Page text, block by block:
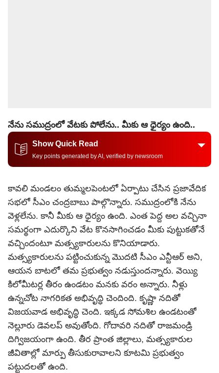
నేను సముద్రంలో వేటకు పోలేను.. మీకు ఆ ధైర్యం ఉంది..
Show Quick Read
Key points generated by AI, verified by newsroom
కావలి మండలం తుమ్మలపెంటలో ఏర్పాటు చేసిన ప్రజావేదిక
సభలో సీఎం చంద్రబాబు పాల్గొన్నారు. సముద్రంలోకి నేను
వెళ్లలేను. కానీ మీకు ఆ ధైర్యం ఉంది. ఎంత పెద్ద అల వచ్చినా
సమర్థంగా ఎదుర్కొని వేట కొనసాగించడం మీకు పుట్టుకతోనే
వచ్చిందంటూ మత్స్యకారులను కొనియాడారు.
మత్స్యకారులను పట్టించుకున్న మొదటి సీఎం ఎన్టీఆర్ అని,
ఆయన బాటలో తమ ప్రభుత్వం నడుస్తుందన్నారు. వెయ్యి
కిలోమీటర్ల తీరం ఉండటం మనకు వరం అన్నారు. నీళ్లు
ఉన్నచోట నాగరికత అభివృద్ధి చెందింది. కృష్ణా నదితో
విజయవాడ అభివృద్ధి చెంది. ఇక్కడ సోమశిల ఉండటంతో
నెల్లూరు డెవలప్ అవుతోంది. గోదావరి నదితో రాజమండ్రి
దిగ్విజయంగా ఉంది. తీర ప్రాంత జిల్లాలు, మత్స్యకారుల
జీవితాల్లో మార్పు తీసుకురావాలని కూటమి ప్రభుత్వం
పట్టుదలతో ఉంది.